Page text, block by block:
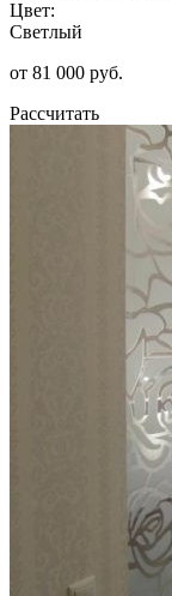
Цвет:
Светлый
от 81 000 руб.
Рассчитать